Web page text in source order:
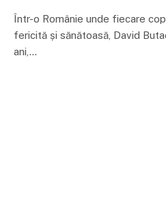
Într-o Românie unde fiecare
fericită și sănătoasă, David
ani,…